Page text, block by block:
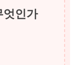
엇인가